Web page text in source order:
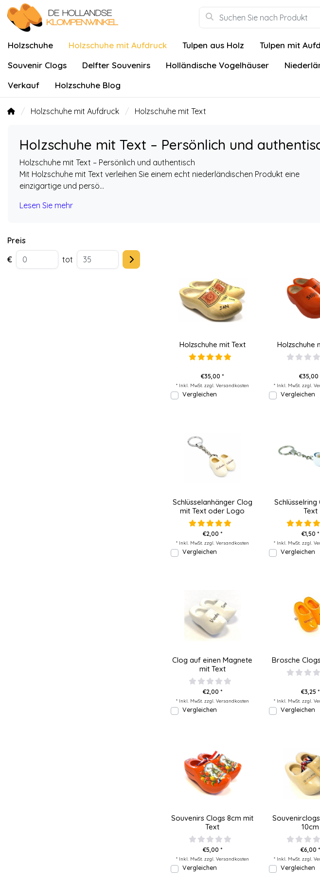
Holzschuhe Holzschuhe mit Aufdruck Tulpen aus Holz Tulpen mit
Souvenir Clogs
Delfter Souvenirs Holländische Vogelhäuser
Verkauf
Holzschuhe Blog
Holzschuhe mit Aufdruck Holzschuhe mit Text
Holzschuhe mit Text – Persönlich und
Holzschuhe mit Text – Persönlich und authentisch
Mit Holzschuhe mit Text verleihen Sie einem echt niederländischen Produkt eine
einzigartige und persö...
Lesen Sie mehr
Preis
€
tot
Holzschuhe mit Text
€35,00 *
* Inkl. MwSt. zzgl. Versandkosten
Vergleichen
Holzschuhe
€35,00
* Inkl. MwSt. zzgl.
Vergleichen
Schlüsselanhänger Clog
mit Text oder Logo
€2,00 *
* Inkl. MwSt. zzgl. Versandkosten
Vergleichen
Schlüsselring
Text
€1,50 *
* Inkl. MwSt. zzgl.
Vergleichen
Clog auf einen Magnete
mit Text
€2,00 *
* Inkl. MwSt. zzgl. Versandkosten
Vergleichen
Brosche
€3,25 *
* Inkl. MwSt. zzgl.
Vergleichen
Souvenirs Clogs 8cm mit
Text
€5,00 *
* Inkl. MwSt. zzgl. Versandkosten
Vergleichen
10cm
€6,00 *
* Inkl. MwSt. zzgl.
Vergleichen